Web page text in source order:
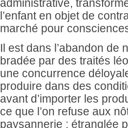
administrative,
l’enfant en objet de
marché pour
Il est dans l’abandon de
bradée par des traités
une concurrence
produire dans des
avant d’importer les
ce que l’on refuse aux
paysannerie : étranglée